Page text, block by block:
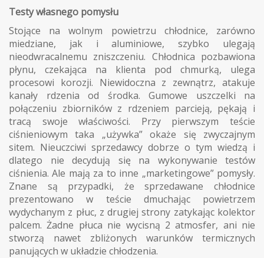
Testy własnego pomysłu
Stojące na wolnym powietrzu chłodnice, zarówno
miedziane, jak i aluminiowe, szybko ulegają
nieodwracalnemu zniszczeniu. Chłodnica pozbawiona
płynu, czekająca na klienta pod chmurką, ulega
procesowi korozji. Niewidoczna z zewnątrz, atakuje
kanały rdzenia od środka. Gumowe uszczelki na
połączeniu zbiorników z rdzeniem parcieją, pękają i
tracą swoje właściwości. Przy pierwszym teście
ciśnieniowym taka „używka” okaże się zwyczajnym
sitem. Nieuczciwi sprzedawcy dobrze o tym wiedzą i
dlatego nie decydują się na wykonywanie testów
ciśnienia. Ale mają za to inne „marketingowe” pomysły.
Znane są przypadki, że sprzedawane chłodnice
prezentowano w teście dmuchając powietrzem
wydychanym z płuc, z drugiej strony zatykając kolektor
palcem. Żadne płuca nie wycisną 2 atmosfer, ani nie
stworzą nawet zbliżonych warunków termicznych
panujących w układzie chłodzenia.